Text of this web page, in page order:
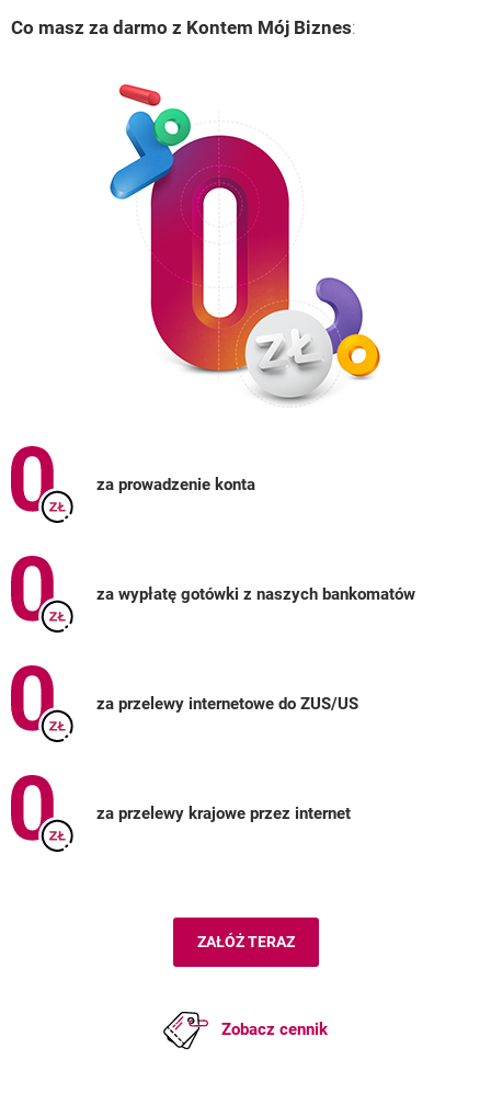
Co masz za darmo z Kontem Mój Biznes:
za prowadzenie konta
za wypłatę gotówki z naszych bankomatów
za przelewy internetowe do ZUS/US
za przelewy krajowe przez internet
ZAŁÓŻ TERAZ
Zobacz cennik